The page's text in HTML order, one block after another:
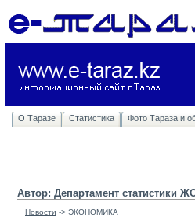
О Таразе Статистика Фото Тараза и
Автор: Департамент статистики
Новости -> ЭКОНОМИКА